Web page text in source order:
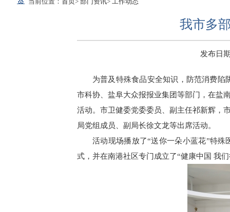
我市多
发布日
为普及特殊食品安全知识，防范消费陷
市科协、盐阜大众报报业集团等部门，在盐
活动。市卫健委党委委员、副主任祁新辉，
局党组成员、副局长徐文龙等出席活动。
活动现场播放了“送你一朵小蓝花”特
式，并在南港社区专门成立了“健康中国 我